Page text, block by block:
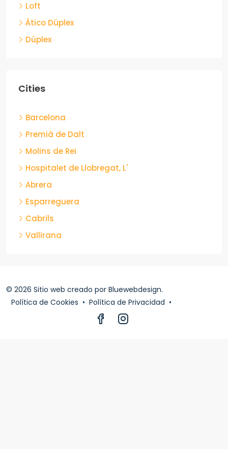
Loft
Ático Dúplex
Dúplex
Cities
Barcelona
Premià de Dalt
Molins de Rei
Hospitalet de Llobregat, L'
Abrera
Esparreguera
Cabrils
Vallirana
© 2026 Sitio web creado por Bluewebdesign.
Política de Cookies • Política de Privacidad •